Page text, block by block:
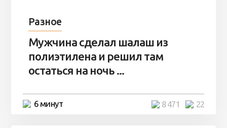
Разное
Мужчина сделал шалаш из
полиэтилена и решил там
остаться на ночь ...
6 минут 22
8 471